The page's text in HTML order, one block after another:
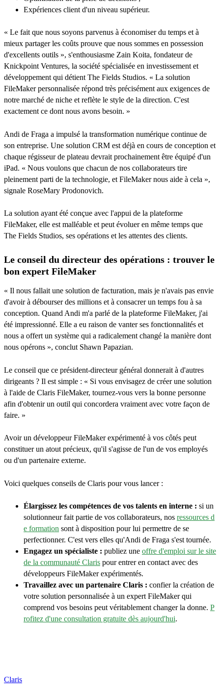
Expériences client d'un niveau supérieur.
« Le fait que nous soyons parvenus à économiser du temps et à
mieux partager les coûts prouve que nous sommes en possession
d'excellents outils », s'enthousiasme Zain Koita, fondateur de
Knickpoint Ventures, la société spécialisée en investissement et
développement qui détient The Fields Studios. « La solution
FileMaker personnalisée répond très précisément aux exigences de
notre marché de niche et reflète le style de la direction. C'est
exactement ce dont nous avons besoin. »
Andi de Fraga a impulsé la transformation numérique continue de
son entreprise. Une solution CRM est déjà en cours de conception et
chaque régisseur de plateau devrait prochainement être équipé d'un
iPad. « Nous voulons que chacun de nos collaborateurs tire
pleinement parti de la technologie, et FileMaker nous aide à cela »,
signale RoseMary Prodonovich.
La solution ayant été conçue avec l'appui de la plateforme
FileMaker, elle est malléable et peut évoluer en même temps que
The Fields Studios, ses opérations et les attentes des clients.
Le conseil du directeur des opérations : trouver le
bon expert FileMaker
« Il nous fallait une solution de facturation, mais je n'avais pas envie
d'avoir à débourser des millions et à consacrer un temps fou à sa
conception. Quand Andi m'a parlé de la plateforme FileMaker, j'ai
été impressionné. Elle a eu raison de vanter ses fonctionnalités et
nous a offert un système qui a radicalement changé la manière dont
nous opérons », conclut Shawn Papazian.
Le conseil que ce président-directeur général donnerait à d'autres
dirigeants ? Il est simple : « Si vous envisagez de créer une solution
à l'aide de Claris FileMaker, tournez-vous vers la bonne personne
afin d'obtenir un outil qui concordera vraiment avec votre façon de
faire. »
Avoir un développeur FileMaker expérimenté à vos côtés peut
constituer un atout précieux, qu'il s'agisse de l'un de vos employés
ou d'un partenaire externe.
Voici quelques conseils de Claris pour vous lancer :
Élargissez les compétences de vos talents en interne : si un
solutionneur fait partie de vos collaborateurs, nos ressources d
e formation sont à disposition pour lui permettre de se
perfectionner. C'est vers elles qu'Andi de Fraga s'est tournée.
Engagez un spécialiste : publiez une offre d'emploi sur le site
de la communauté Claris pour entrer en contact avec des
développeurs FileMaker expérimentés.
Travaillez avec un partenaire Claris : confier la création de
votre solution personnalisée à un expert FileMaker qui
comprend vos besoins peut véritablement changer la donne. P
rofitez d'une consultation gratuite dès aujourd'hui.
Claris